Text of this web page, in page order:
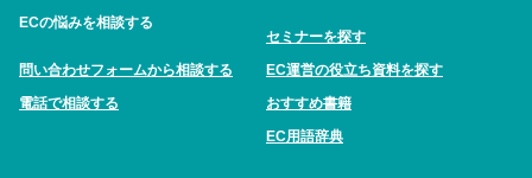
ECの悩みを相談する
問い合わせフォームから相談する
電話で相談する
セミナーを探す
EC運営の役立ち資料を探す
おすすめ書籍
EC用語辞典